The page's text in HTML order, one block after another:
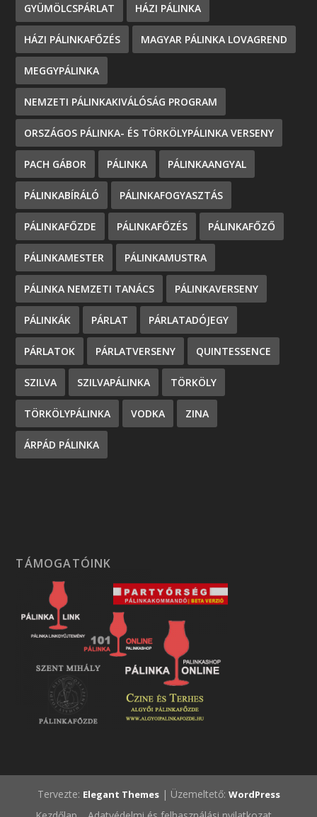
GYÜMÖLCSPÁRLAT HÁZI PÁLINKA
HÁZI PÁLINKAFŐZÉS MAGYAR PÁLINKA LOVAGREND
MEGGYPÁLINKA
NEMZETI PÁLINKAKIVÁLÓSÁG PROGRAM
ORSZÁGOS PÁLINKA- ÉS TÖRKÖLYPÁLINKA VERSENY
PACH GÁBOR PÁLINKA PÁLINKAANGYAL
PÁLINKABÍRÁLÓ PÁLINKAFOGYASZTÁS
PÁLINKAFŐZDE PÁLINKAFŐZÉS PÁLINKAFŐZŐ
PÁLINKAMESTER PÁLINKAMUSTRA
PÁLINKA NEMZETI TANÁCS PÁLINKAVERSENY
PÁLINKÁK PÁRLAT PÁRLATADÓJEGY
PÁRLATOK PÁRLATVERSENY QUINTESSENCE
SZILVA SZILVAPÁLINKA TÖRKÖLY
TÖRKÖLYPÁLINKA VODKA ZINA
ÁRPÁD PÁLINKA
TÁMOGATÓINK
Tervezte: Elegant Themes| Üzemeltető: WordPress